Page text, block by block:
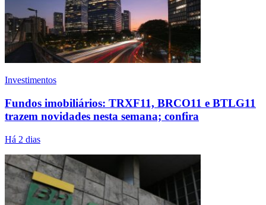
Investimentos
Fundos imobiliários: TRXF11, BRCO11 e BTLG11
trazem novidades nesta semana; confira
Há 2 dias